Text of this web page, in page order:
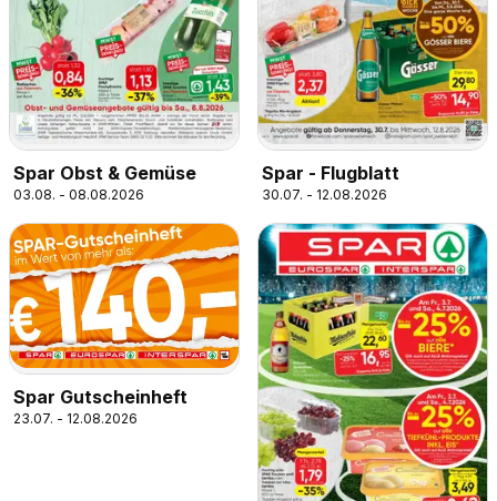
Spar Obst & Gemüse
03.08. - 08.08.2026
Spar - Flugblatt
30.07. - 12.08.2026
Spar Gutscheinheft
23.07. - 12.08.2026